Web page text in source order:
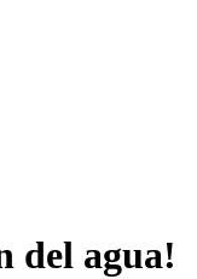
del agua!